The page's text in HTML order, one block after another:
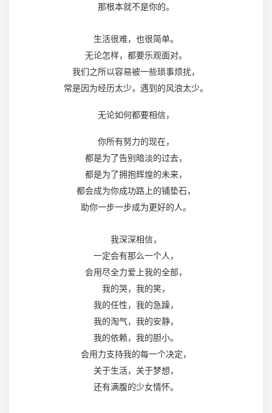
那根本就不是你的。
生活很难，也很简单。
无论怎样，都要乐观面对。
我们之所以容易被一些琐事烦扰，
常是因为经历太少，遇到的风浪太少。
无论如何都要相信，
你所有努力的现在，
都是为了告别暗淡的过去，
都是为了拥抱辉煌的未来，
都会成为你成功路上的铺垫石，
助你一步一步成为更好的人。
我深深相信，
一定会有那么一个人，
会用尽全力爱上我的全部，
我的哭，我的笑，
我的任性，我的急躁，
我的淘气，我的安静，
我的依赖，我的胆小。
会用力支持我的每一个决定，
关于生活，关于梦想，
还有满腹的少女情怀。